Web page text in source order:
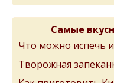
Самые
Что можно испечь
Творожная